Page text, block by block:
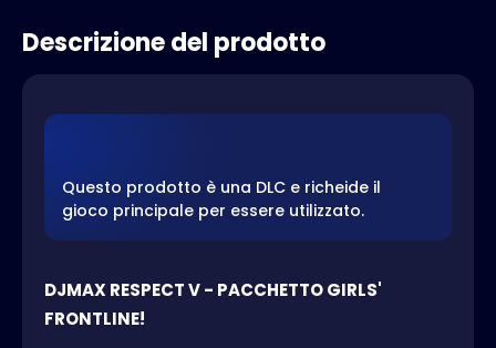
Descrizione del prodotto
Questo prodotto è una DLC e richeide il
gioco principale per essere utilizzato.
DJMAX RESPECT V - PACCHETTO GIRLS'
FRONTLINE!